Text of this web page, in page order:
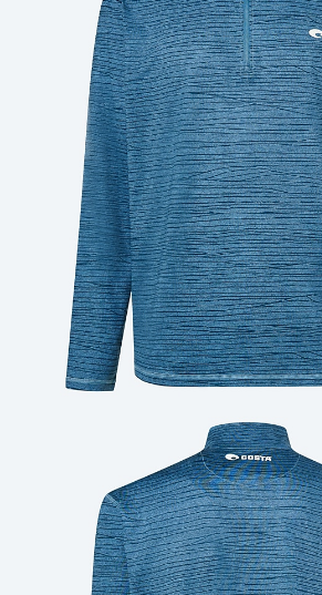
Precio: Sin cargo
Cantidad: